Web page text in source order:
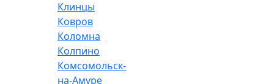
Клинцы
Ковров
Коломна
Колпино
Комсомольск-
на-Амуре